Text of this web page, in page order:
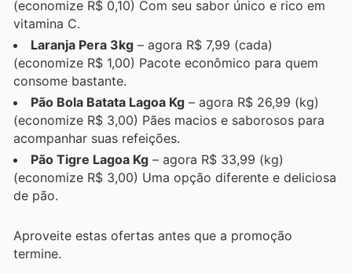
(economize R$ 0,10) Com seu sabor único e rico em
vitamina C.
Laranja Pera 3kg – agora R$ 7,99 (cada)
(economize R$ 1,00) Pacote econômico para quem
consome bastante.
Pão Bola Batata Lagoa Kg – agora R$ 26,99 (kg)
(economize R$ 3,00) Pães macios e saborosos para
acompanhar suas refeições.
Pão Tigre Lagoa Kg – agora R$ 33,99 (kg)
(economize R$ 3,00) Uma opção diferente e deliciosa
de pão.
Aproveite estas ofertas antes que a promoção
termine.